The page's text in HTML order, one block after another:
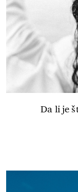
Da li je